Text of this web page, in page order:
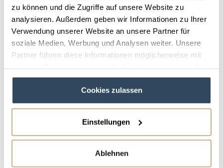
zu können und die Zugriffe auf unsere Website zu
analysieren. Außerdem geben wir Informationen zu Ihrer
Verwendung unserer Website an unsere Partner für
soziale Medien, Werbung und Analysen weiter. Unsere
Partner führen diese Informationen möglicherweise mit
haben oder die sie im Rahmen Ihrer Nutzung der Dienste
Cookies zulassen
Einstellungen
Ablehnen